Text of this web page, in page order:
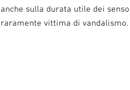
anche sulla durata utile dei
raramente vittima di vandalismo.